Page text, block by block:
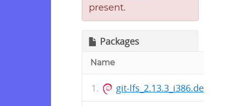
present.
Packages
Name
git-lfs_2.13.3_i386.deb